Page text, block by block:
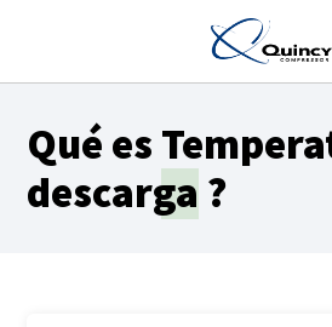
Qué es
descarga ?